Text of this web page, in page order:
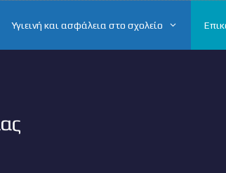
Υγιεινή και ασφάλεια στο σχολείο